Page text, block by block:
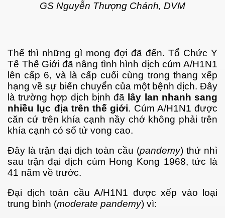
GS Nguyễn Thượng Chánh, DVM
Thế thì những gì mong đợi đã đến. Tổ Chức Y
Tế Thế Giới đã nâng tình hình dịch cúm A/H1N1
lên cấp 6, và là cấp cuối cùng trong thang xếp
hạng về sự biến chuyển của một bệnh dịch. Đây
là trường hợp dịch bịnh đã lây lan nhanh sang
nhiều
lục địa trên thế giới. Cúm A/H1N1 được
căn cứ trên khía cạnh nầy chớ không phải trên
khía cạnh có số tử vong cao.
Đây là trận đại dịch toàn cầu (pandemy) thứ nhì
sau trận đại dịch cúm Hong Kong 1968, tức là
41 năm về trước.
Đại dịch toàn cầu A/H1N1 được xếp vào loại
trung bình (moderate pandemy) vì:
Phần 2